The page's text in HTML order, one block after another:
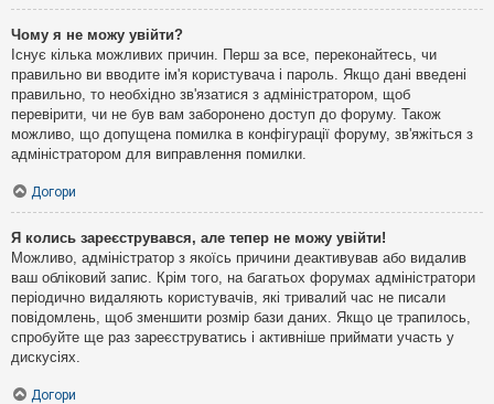
Чому я не можу увійти?
Існує кілька можливих причин. Перш за все, переконайтесь, чи
правильно ви вводите ім'я користувача і пароль. Якщо дані введені
правильно, то необхідно зв'язатися з адміністратором, щоб
перевірити, чи не був вам заборонено доступ до форуму. Також
можливо, що допущена помилка в конфігурації форуму, зв'яжіться з
адміністратором для виправлення помилки.
Догори
Я колись зареєструвався, але тепер не можу увійти!
Можливо, адміністратор з якоїсь причини деактивував або видалив
ваш обліковий запис. Крім того, на багатьох форумах адміністратори
періодично видаляють користувачів, які тривалий час не писали
повідомлень, щоб зменшити розмір бази даних. Якщо це трапилось,
спробуйте ще раз зареєструватись і активніше приймати участь у
дискусіях.
Догори